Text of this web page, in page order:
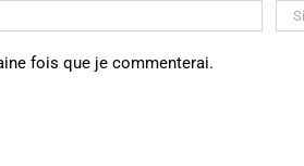
fois que je commenterai.